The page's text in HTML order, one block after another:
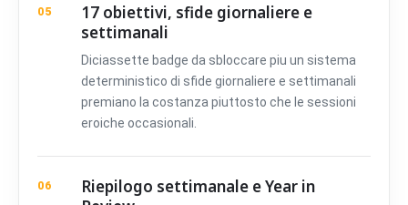
05
17 obiettivi, sfide giornaliere e
settimanali
Diciassette badge da sbloccare piu un sistema
deterministico di sfide giornaliere e settimanali
premiano la costanza piuttosto che le sessioni
eroiche occasionali.
06
Riepilogo settimanale e Year in